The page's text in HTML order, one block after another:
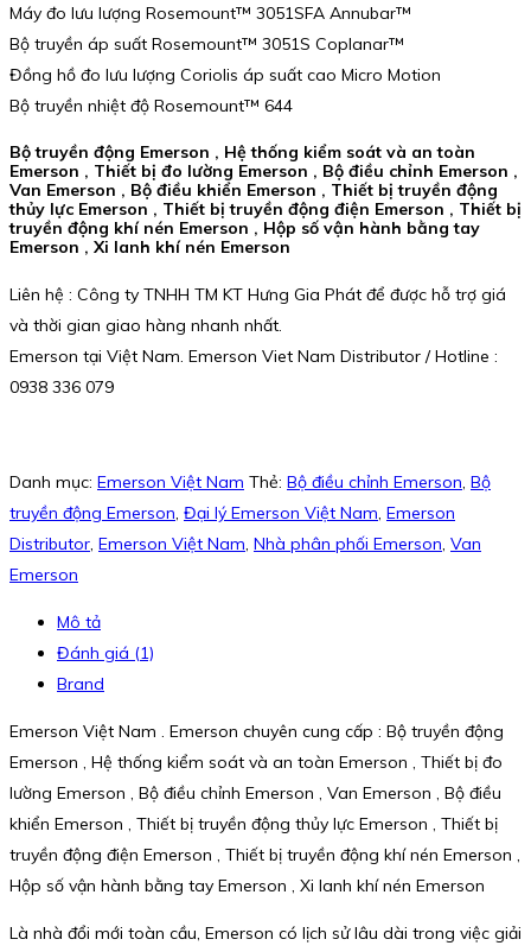
Máy đo lưu lượng Rosemount™ 3051SFA Annubar™
Bộ truyền áp suất Rosemount™ 3051S Coplanar™
Đồng hồ đo lưu lượng Coriolis áp suất cao Micro Motion
Bộ truyền nhiệt độ Rosemount™ 644
Bộ truyền động Emerson , Hệ thống kiểm soát và an toàn
Emerson , Thiết bị đo lường Emerson , Bộ điều chỉnh Emerson ,
Van Emerson , Bộ điều khiển Emerson , Thiết bị truyền động
thủy lực Emerson , Thiết bị truyền động điện Emerson , Thiết bị
truyền động khí nén Emerson , Hộp số vận hành bằng tay
Emerson , Xi lanh khí nén Emerson
Liên hệ : Công ty TNHH TM KT Hưng Gia Phát để được hỗ trợ giá
và thời gian giao hàng nhanh nhất.
Emerson tại Việt Nam. Emerson Viet Nam Distributor / Hotline :
0938 336 079
Danh mục: Emerson Việt Nam Thẻ: Bộ điều chỉnh Emerson, Bộ
truyền động Emerson, Đại lý Emerson Việt Nam, Emerson
Distributor, Emerson Việt Nam, Nhà phân phối Emerson, Van
Emerson
Mô tả
Đánh giá (1)
Brand
Emerson Việt Nam . Emerson chuyên cung cấp : Bộ truyền động
Emerson , Hệ thống kiểm soát và an toàn Emerson , Thiết bị đo
lường Emerson , Bộ điều chỉnh Emerson , Van Emerson , Bộ điều
khiển Emerson , Thiết bị truyền động thủy lực Emerson , Thiết bị
truyền động điện Emerson , Thiết bị truyền động khí nén Emerson ,
Hộp số vận hành bằng tay Emerson , Xi lanh khí nén Emerson
Là nhà đổi mới toàn cầu, Emerson có lịch sử lâu dài trong việc giải